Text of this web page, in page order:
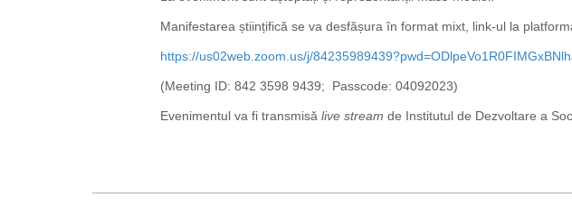
Manifestarea științifică se va desfășura în format mixt, link-ul la
https://us02web.zoom.us/j/
(Meeting ID: 842 3598 9439; Passcode: 04092023)
Evenimentul va fi transmisă live stream de Institutul de Dezvoltare a